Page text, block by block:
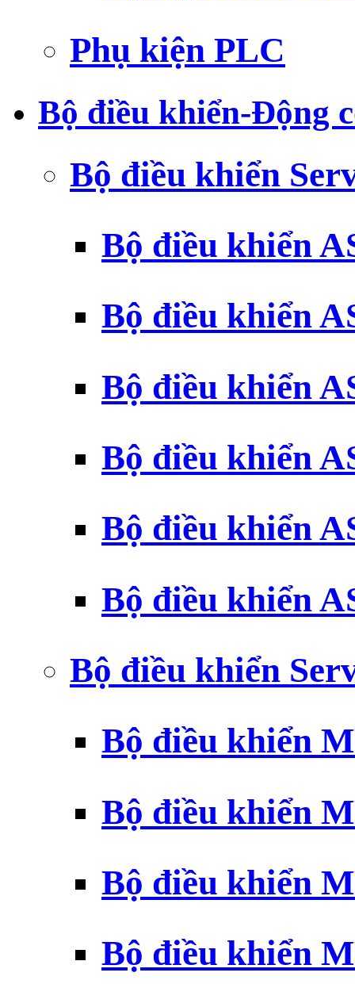
Phụ kiện PLC
Bộ điều khiển-Động
Bộ điều khiển
Bộ điều khiển
Bộ điều khiển
Bộ điều khiển
Bộ điều khiển
Bộ điều khiển
Bộ điều khiển
Bộ điều khiển
Bộ điều khiển
Bộ điều khiển
Bộ điều khiển
Bộ điều khiển